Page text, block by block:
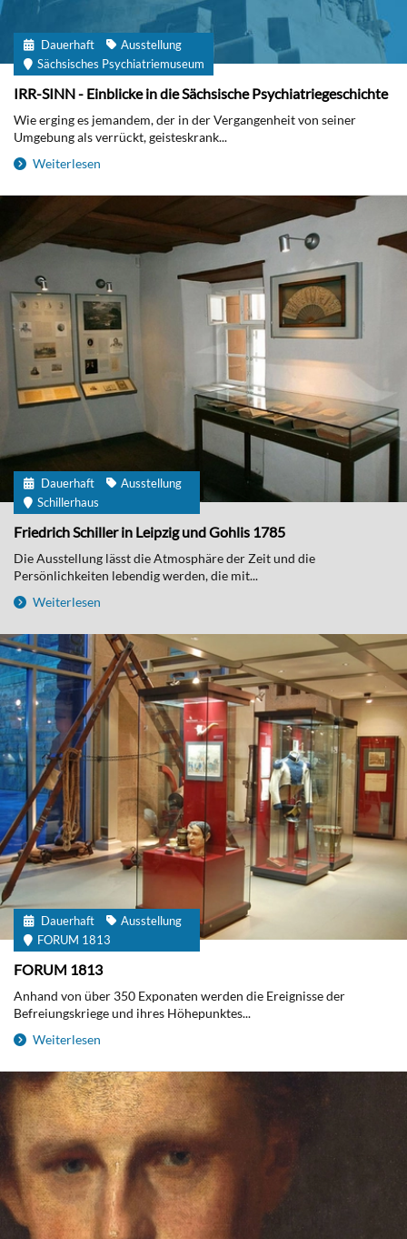
Dauerhaft
Ausstellung
Sächsisches Psychiatriemuseum
IRR-SINN - Einblicke in die Sächsische Psychiatriegeschichte
Wie erging es jemandem, der in der Vergangenheit von seiner
Umgebung als verrückt, geisteskrank...
Weiterlesen
Dauerhaft
Ausstellung
Schillerhaus
Friedrich Schiller in Leipzig und Gohlis 1785
Die Ausstellung lässt die Atmosphäre der Zeit und die
Persönlichkeiten lebendig werden, die mit...
Weiterlesen
Dauerhaft
Ausstellung
FORUM 1813
FORUM 1813
Anhand von über 350 Exponaten werden die Ereignisse der
Befreiungskriege und ihres Höhepunktes...
Weiterlesen